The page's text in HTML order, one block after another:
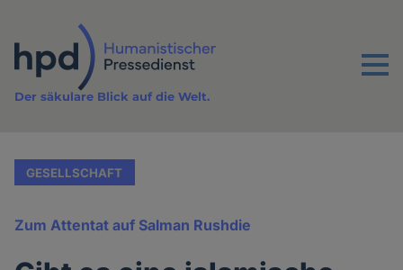
Inhalt
Menu
Der säkulare Blick auf die Welt.
GESELLSCHAFT
Zum Attentat auf Salman Rushdie